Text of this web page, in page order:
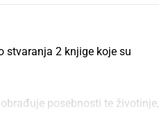
stvaranja 2 knjige koje su
posebnosti te životinje,